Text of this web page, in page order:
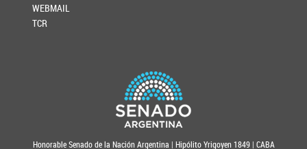
WEBMAIL
TCR
Honorable Senado de la Nación Argentina | Hipólito Yrigoyen 1849 | CABA